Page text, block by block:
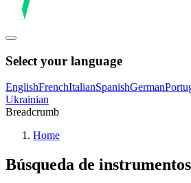
Select your language
EnglishFrenchItalianSpanishGerman
Ukrainian
Breadcrumb
Home
Búsqueda de instrumentos